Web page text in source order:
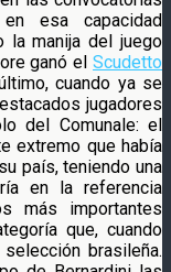
esa capacidad
la manija del juego
ganó el Scudetto
cuando ya se
jugadores
del Comunale: el
extremo que había
país, teniendo una
en la referencia
más importantes
que, cuando
brasileña.